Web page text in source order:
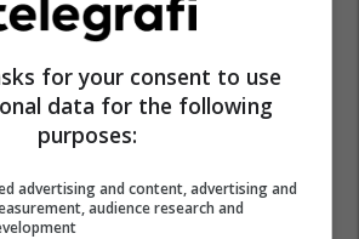
for your consent to use
data for the following
purposes:
advertising and content, advertising and
audience research and